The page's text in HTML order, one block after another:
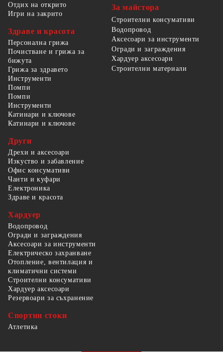
Отдих на открито
Игри на закрито
Здраве и красота
Персонална грижа
Почистване и грижа за
бижута
Грижа за здравето
За майстора
Строителни консумативи
Водопровод
Аксесоари за инструменти
Огради и заграждения
Хардуер аксесоари
Строителни материали
Инструменти
Помпи
Помпи
Инструменти
Катинари и ключове
Катинари и ключове
Други
Дрехи и аксесоари
Изкуство и забавление
Офис консумативи
Чанти и куфари
Електроника
Здраве и красота
Хардуер
Водопровод
Огради и заграждения
Аксесоари за инструменти
Електрическо захранване
Отопление, вентилация и
климатични системи
Строителни консумативи
Хардуер аксесоари
Резервоари за съхранение
Спортни стоки
Атлетика